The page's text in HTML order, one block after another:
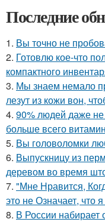
Последние
1. Вы точно не
2. Готовлю кое-что
компактного
3. Мы знаем немало
лезут из кожи вон,
4. 90% людей даже не
больше всего
5. Вы головоломки
6. Выпускницу из
деревом во время
7. "Мне Нравится,
это не Означает, что
8. В России